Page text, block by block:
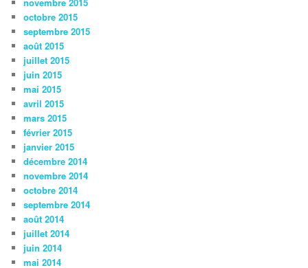
octobre 2015
septembre 2015
août 2015
juillet 2015
juin 2015
mai 2015
avril 2015
mars 2015
février 2015
janvier 2015
décembre 2014
novembre 2014
octobre 2014
septembre 2014
août 2014
juillet 2014
juin 2014
mai 2014